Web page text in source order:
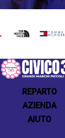
THE
TOMMY
REPARTO
AZIENDA
AIUTO